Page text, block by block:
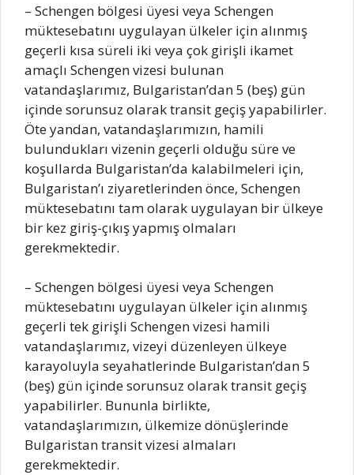
– Schengen bölgesi üyesi veya Schengen
müktesebatını uygulayan ülkeler için alınmış
geçerli kısa süreli iki veya çok girişli ikamet
amaçlı Schengen vizesi bulunan
vatandaşlarımız, Bulgaristan’dan 5 (beş) gün
içinde sorunsuz olarak transit geçiş yapabilirler.
Öte yandan, vatandaşlarımızın, hamili
bulundukları vizenin geçerli olduğu süre ve
koşullarda Bulgaristan’da kalabilmeleri için,
Bulgaristan’ı ziyaretlerinden önce, Schengen
müktesebatını tam olarak uygulayan bir ülkeye
bir kez giriş-çıkış yapmış olmaları
gerekmektedir.
– Schengen bölgesi üyesi veya Schengen
müktesebatını uygulayan ülkeler için alınmış
geçerli tek girişli Schengen vizesi hamili
vatandaşlarımız, vizeyi düzenleyen ülkeye
karayoluyla seyahatlerinde Bulgaristan’dan 5
(beş) gün içinde sorunsuz olarak transit geçiş
yapabilirler. Bununla birlikte,
vatandaşlarımızın, ülkemize dönüşlerinde
Bulgaristan transit vizesi almaları
gerekmektedir.